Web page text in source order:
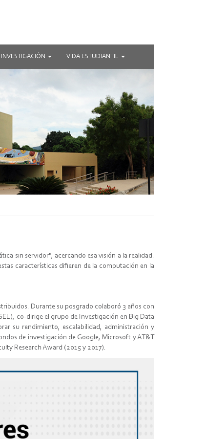
INVESTIGACIÓN VIDA ESTUDIANTIL
sin servidor", acercando esa visión a la realidad.
características difieren de la computación en la
Durante su posgrado colaboró 3 años con
co-dirige el grupo de Investigación en Big Data
su rendimiento, escalabilidad, administración y
de investigación de Google, Microsoft y AT&T
Research Award (2015 y 2017).